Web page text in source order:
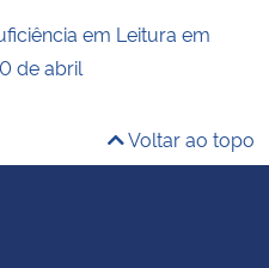
em Leitura em
de abril
Voltar ao topo